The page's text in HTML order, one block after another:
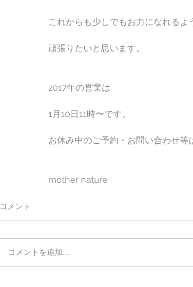
これからも少しでもお力になれるよ
頑張りたいと思います。
2017年の営業は
1月10日11時〜です。
お休み中のご予約・お問い合わせ等
mother nature
コメント
コメントを追加…